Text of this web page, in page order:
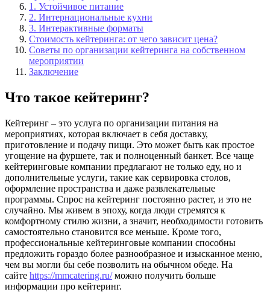
1. Устойчивое питание
2. Интернациональные кухни
3. Интерактивные форматы
Стоимость кейтеринга: от чего зависит цена?
Советы по организации кейтеринга на собственном
мероприятии
Заключение
Что такое кейтеринг?
Кейтеринг – это услуга по организации питания на
мероприятиях, которая включает в себя доставку,
приготовление и подачу пищи. Это может быть как простое
угощение на фуршете, так и полноценный банкет. Все чаще
кейтеринговые компании предлагают не только еду, но и
дополнительные услуги, такие как сервировка столов,
оформление пространства и даже развлекательные
программы. Спрос на кейтеринг постоянно растет, и это не
случайно. Мы живем в эпоху, когда люди стремятся к
комфортному стилю жизни, а значит, необходимости готовить
самостоятельно становится все меньше. Кроме того,
профессиональные кейтеринговые компании способны
предложить гораздо более разнообразное и изысканное меню,
чем вы могли бы себе позволить на обычном обеде. На
сайте https://mmcatering.ru/можно получить больше
информации про кейтеринг.